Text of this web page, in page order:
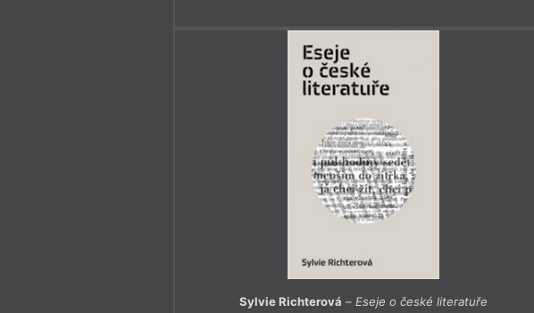
Sylvie Richterová – Eseje o české literatuře